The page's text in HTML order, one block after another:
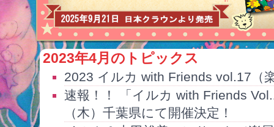
2023年4月のトピックス
2023 イルカ with Friends vol.17（
速報！！ 「イルカ with Friends
（木）千葉県にて開催決定！